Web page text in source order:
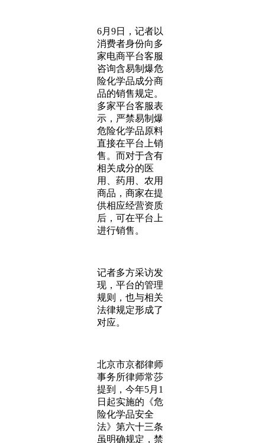
6月9日，记者以
消费者身份向多
家电商平台客服
咨询含易制爆危
险化学品成分商
品的销售规定。
多家平台客服表
示，严禁易制爆
危险化学品原料
直接在平台上销
售。而对于含有
相关成分的医
用、药用、农用
商品，商家在提
供相应经营资质
后，可在平台上
进行销售。
记者多方采访发
现，平台的管理
规则，也与相关
法律规定形成了
对应。
北京市京都律师
事务所律师常莎
提到，今年5月1
日起实施的《危
险化学品安全
法》第六十三条
虽明确规定，禁